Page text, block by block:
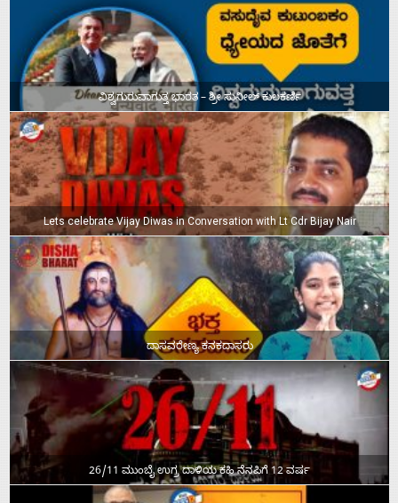
ವಿಶ್ವಗುರುವಾಗುತ್ತ ಭಾರತ – ಶ್ರೀ ಸುನೀಲ್‌ ಕುಲಕರ್ಣಿ
Lets celebrate Vijay Diwas in Conversation with Lt Cdr Bijay Nair
ದಾಸವರೇಣ್ಯ ಕನಕದಾಸರು
26/11 ಮುಂಬೈ ಉಗ್ರ ದಾಳಿಯ ಕಹಿ ನೆನಪಿಗೆ 12 ವರ್ಷ